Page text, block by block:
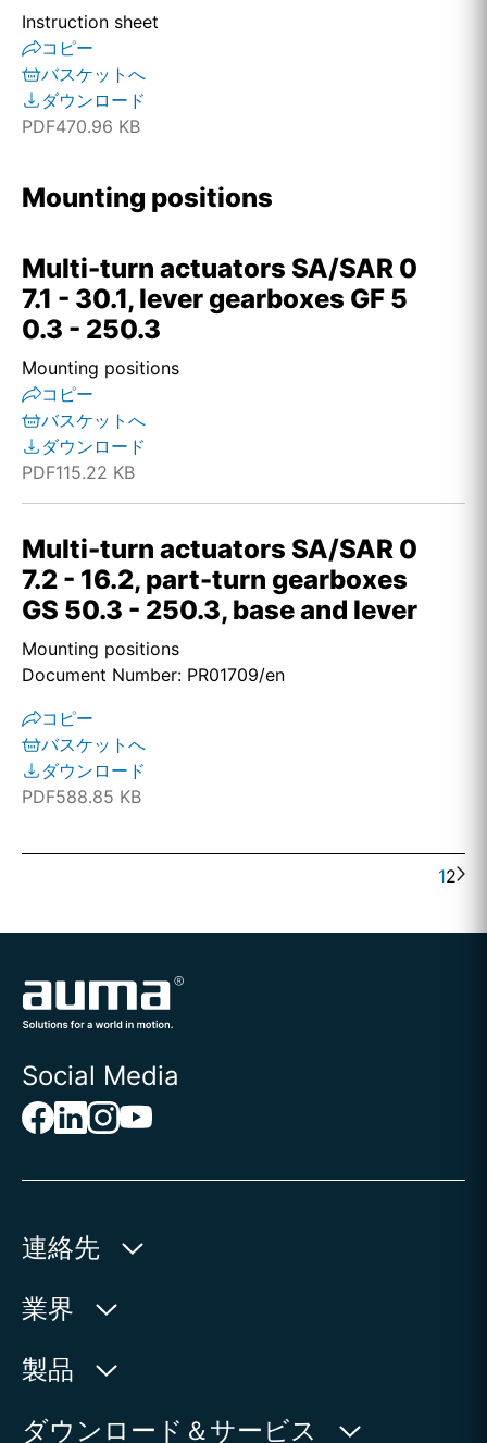
Instruction sheet
コピー
バスケットへ
ダウンロード
PDF470.96 KB
Mounting positions
Multi-turn actuators SA/SAR 0
7.1 - 30.1, lever gearboxes GF 5
0.3 - 250.3
Mounting positions
コピー
バスケットへ
ダウンロード
PDF115.22 KB
Multi-turn actuators SA/SAR 0
7.2 - 16.2, part-turn gearboxes
GS 50.3 - 250.3, base and lever
Mounting positions
Document Number: PR01709/en
コピー
バスケットへ
ダウンロード
PDF588.85 KB
12
Social Media
連絡先
AUMA Riester
Aumastr. 1
業界
水利産業
製品
製品検索
ダウンロード＆サービス